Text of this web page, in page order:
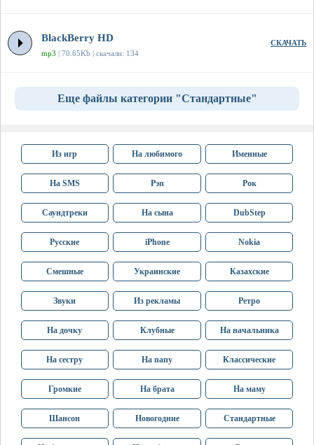
BlackBerry HD
mp3 | 70.65Kb | скачали: 134
СКАЧАТЬ
Еще файлы категории "Стандартные"
Из игр На любимого Именные
На SMS Рэп Рок
Саундтреки На сына DubStep
Русские iPhone Nokia
Смешные Украинские Казахские
Звуки Из рекламы Ретро
На дочку Клубные На начальника
На сестру На папу Классические
Громкие На брата На маму
Шансон Новогодние Стандартные